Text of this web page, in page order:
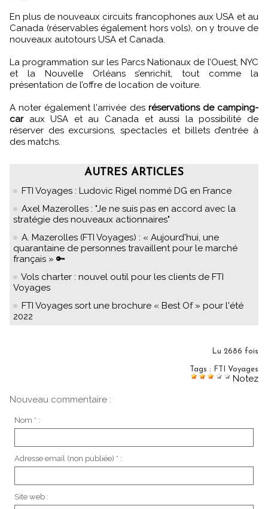
En plus de nouveaux circuits francophones aux USA et au
Canada (réservables également hors vols), on y trouve de
nouveaux autotours USA et Canada.
La programmation sur les Parcs Nationaux de l’Ouest, NYC
et la Nouvelle Orléans s’enrichit, tout comme la
présentation de l’offre de location de voiture.
A noter également l'arrivée des réservations de camping-
caraux USA et au Canada et aussi la possibilité de
réserver des excursions, spectacles et billets d’entrée à
des matchs.
AUTRES ARTICLES
FTI Voyages : Ludovic Rigel nommé DG en France
Axel Mazerolles : "Je ne suis pas en accord avec la
stratégie des nouveaux actionnaires"
A. Mazerolles (FTI Voyages) : « Aujourd'hui, une
quarantaine de personnes travaillent pour le marché
français » 🔑
Vols charter : nouvel outil pour les clients de FTI
Voyages
FTI Voyages sort une brochure « Best Of » pour l'été
2022
Lu 2686 fois
Tags : FTI Voyages
Notez
Nouveau commentaire :
Nom * :
Adresse email (non publiée) * :
Site web :